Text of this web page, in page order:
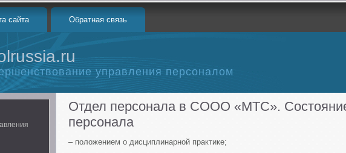
сайта Обратная связь
управления персоналом
Отдел персонала в СООО «МТС».
персонала
– положением о дисциплинарной практике;